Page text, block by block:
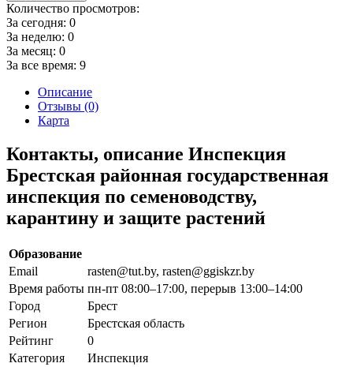
Количество просмотров:
За сегодня: 0
За неделю: 0
За месяц: 0
За все время: 9
Описание
Отзывы (0)
Карта
Контакты, описание Инспекция
Брестская районная государственная
инспекция по семеноводству,
карантину и защите растений
Образование
Email
rasten@tut.by, rasten@ggiskzr.by
Время работы пн-пт 08:00–17:00, перерыв 13:00–14:00
Город
Брест
Регион
Брестская область
Рейтинг
0
Категория
Инспекция